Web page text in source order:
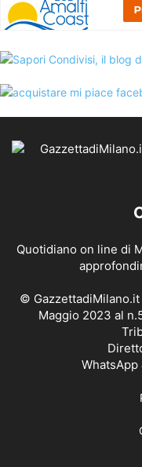
Quotidiano on line di
©
Maggio 2023 al